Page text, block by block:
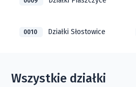
0010 Działki Słostowice
Wszystkie działki